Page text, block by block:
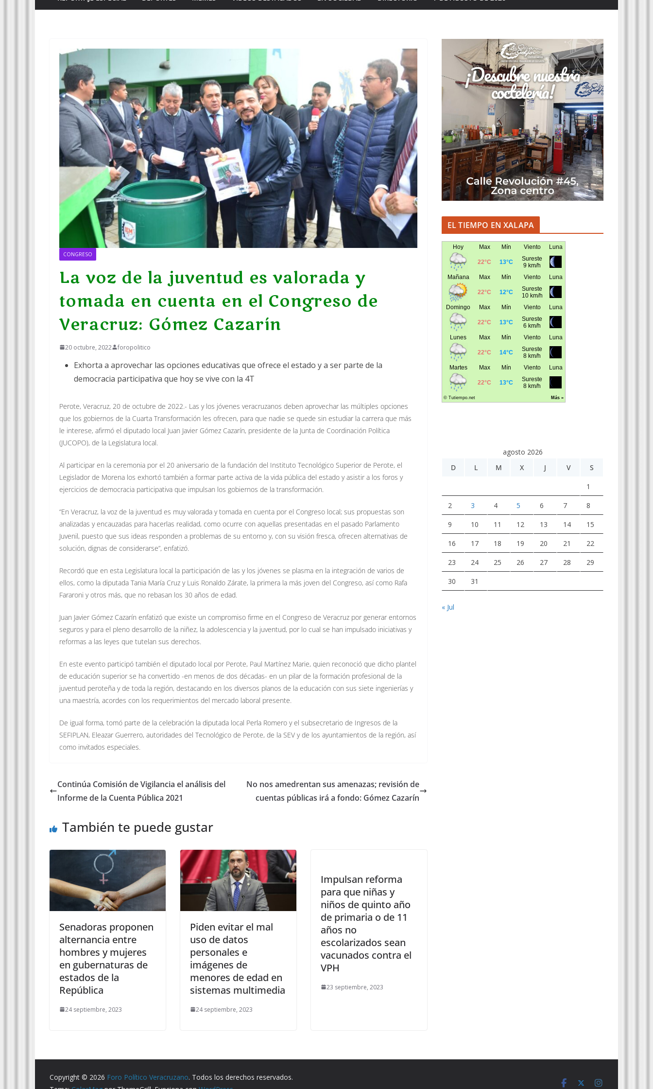
CONGRESO
La voz de la juventud es valorada y
tomada en cuenta en el Congreso de
Veracruz: Gómez Cazarín
20 octubre, 2022 foropolitico
Exhorta a aprovechar las opciones educativas que ofrece el estado y a ser parte de la
democracia participativa que hoy se vive con la 4T
Perote, Veracruz, 20 de octubre de 2022.- Las y los jóvenes veracruzanos deben aprovechar las múltiples opciones
que los gobiernos de la Cuarta Transformación les ofrecen, para que nadie se quede sin estudiar la carrera que más
le interese, afirmó el diputado local Juan Javier Gómez Cazarín, presidente de la Junta de Coordinación Política
(JUCOPO), de la Legislatura local.
Al participar en la ceremonia por el 20 aniversario de la fundación del Instituto Tecnológico Superior de Perote, el
Legislador de Morena los exhortó también a formar parte activa de la vida pública del estado y asistir a los foros y
ejercicios de democracia participativa que impulsan los gobiernos de la transformación.
“En Veracruz, la voz de la juventud es muy valorada y tomada en cuenta por el Congreso local; sus propuestas son
analizadas y encauzadas para hacerlas realidad, como ocurre con aquellas presentadas en el pasado Parlamento
Juvenil, puesto que sus ideas responden a problemas de su entorno y, con su visión fresca, ofrecen alternativas de
solución, dignas de considerarse”, enfatizó.
Recordó que en esta Legislatura local la participación de las y los jóvenes se plasma en la integración de varios de
ellos, como la diputada Tania María Cruz y Luis Ronaldo Zárate, la primera la más joven del Congreso, así como Rafa
Fararoni y otros más, que no rebasan los 30 años de edad.
Juan Javier Gómez Cazarín enfatizó que existe un compromiso firme en el Congreso de Veracruz por generar entornos
seguros y para el pleno desarrollo de la niñez, la adolescencia y la juventud, por lo cual se han impulsado iniciativas y
reformas a las leyes que tutelan sus derechos.
En este evento participó también el diputado local por Perote, Paul Martínez Marie, quien reconoció que dicho plantel
de educación superior se ha convertido -en menos de dos décadas- en un pilar de la formación profesional de la
juventud peroteña y de toda la región, destacando en los diversos planos de la educación con sus siete ingenierías y
una maestría, acordes con los requerimientos del mercado laboral presente.
De igual forma, tomó parte de la celebración la diputada local Perla Romero y el subsecretario de Ingresos de la
SEFIPLAN, Eleazar Guerrero, autoridades del Tecnológico de Perote, de la SEV y de los ayuntamientos de la región, así
como invitados especiales.
Continúa Comisión de Vigilancia el análisis del
Informe de la Cuenta Pública 2021
No nos amedrentan sus amenazas; revisión de
cuentas públicas irá a fondo: Gómez Cazarín
También te puede gustar
Senadoras proponen
alternancia entre
hombres y mujeres
en gubernaturas de
estados de la
República
24 septiembre, 2023
Piden evitar el mal
uso de datos
personales e
imágenes de
menores de edad en
sistemas multimedia
24 septiembre, 2023
Impulsan reforma
para que niñas y
niños de quinto año
de primaria o de 11
años no
escolarizados sean
vacunados contra el
VPH
23 septiembre, 2023
EL TIEMPO EN XALAPA
agosto 2026
D
L M X J V S
1
2 3 4 5 6 7 8
9 10 11 12 13 14 15
16 17 18 19 20 21 22
23 24 25 26 27 28 29
30 31
« Jul
Copyright © 2026 Foro Político Veracruzano. Todos los derechos reservados.